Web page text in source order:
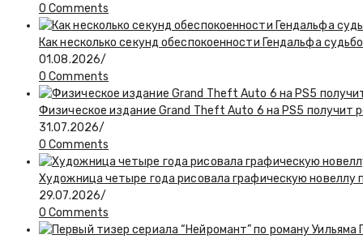
0 Comments
Как несколько секунд обеспокоенности Гендальфа
01.08.2026/
0 Comments
Физическое издание Grand Theft Auto 6 на PS5 получит
31.07.2026/
0 Comments
Художница четыре года рисовала графическую новеллу
29.07.2026/
0 Comments